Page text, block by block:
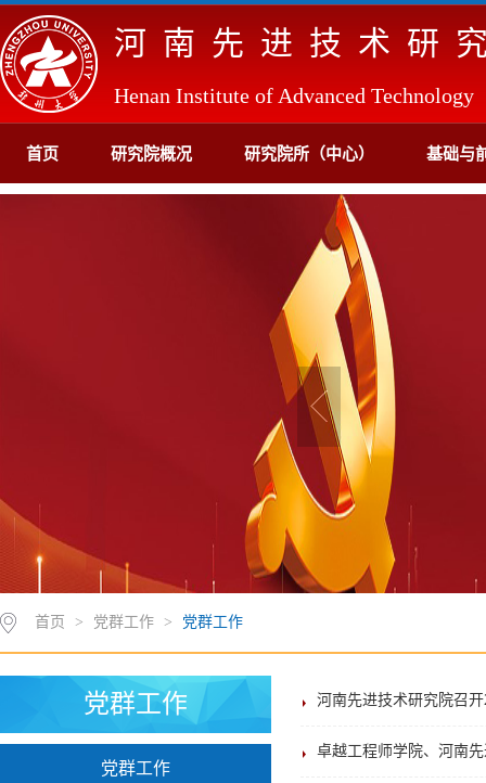
河南先进技术研
Henan Institute of Advanced Technology
首页 研究院概况 研究院所（中心） 基础与
首页 > 党群工作 > 党群工作
党群工作
党群工作
河南先进技术研究院召
卓越工程师学院、河南